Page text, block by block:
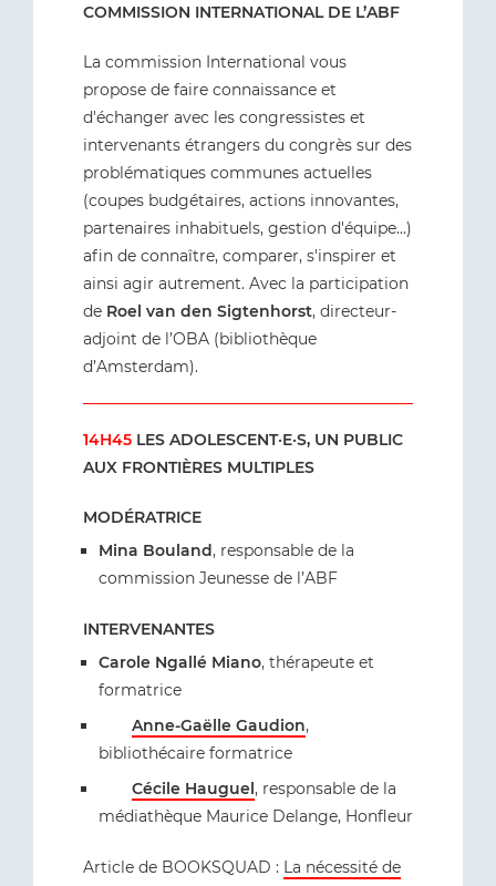
COMMISSION INTERNATIONAL DE L’ABF
La commission International vous
propose de faire connaissance et
d'échanger avec les congressistes et
intervenants étrangers du congrès sur des
problématiques communes actuelles
(coupes budgétaires, actions innovantes,
partenaires inhabituels, gestion d'équipe...)
afin de connaître, comparer, s'inspirer et
ainsi agir autrement. Avec la participation
de Roel van den Sigtenhorst, directeur-
adjoint de l’OBA (bibliothèque
d’Amsterdam).
14H45 LES ADOLESCENT·E·S, UN PUBLIC
AUX FRONTIÈRES MULTIPLES
MODÉRATRICE
Mina Bouland, responsable de la
commission Jeunesse de l’ABF
INTERVENANTES
Carole Ngallé Miano, thérapeute et
formatrice
Anne-Gaëlle Gaudion,
bibliothécaire formatrice
Cécile Hauguel, responsable de la
médiathèque Maurice Delange, Honfleur
Article de BOOKSQUAD : La nécessité de